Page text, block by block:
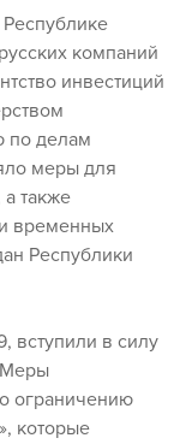
компаний
инвестиций
по делам
меры для
также
временных
Республики
вступили в силу
ограничению
которые